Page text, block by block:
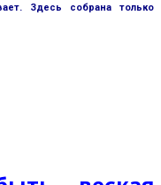
Здесь собрана только